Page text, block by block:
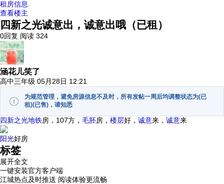
租房信息
查看楼主
四新之光诚意出，诚意出哦（已租）
0回复 阅读 324
涵花儿笑了
高中三年级 05月28日 12:21
为规范管理，避免房源信息不及时，所有发帖一周后均调整状态为(已
租)(已售)，请知悉
四新之光地铁房，107方， 毛胚房， 楼层好， 诚意来， 诚意来
阳光好房
标签
展开全文
一键安装官方客户端
江城热点及时推送 阅读体验更流畅